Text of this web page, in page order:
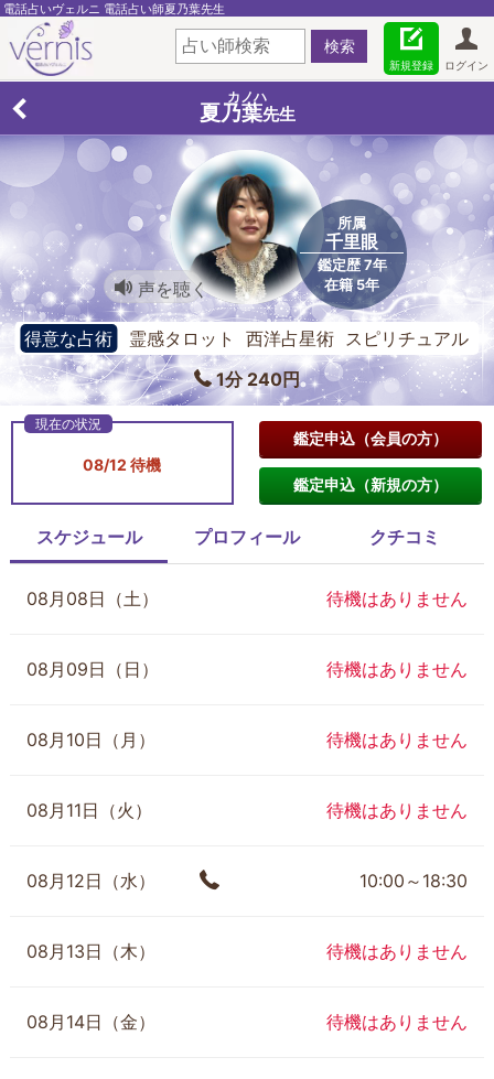
電話占いヴェルニ 電話占い師夏乃葉先生
ログイン
新規登録
カノハ
夏乃葉先生
所属
千里眼
鑑定歴 7年
在籍 5年
声を聴く
得意な占術
霊感タロット 西洋占星術 スピリチュアル
リーディング
1分 240円
08/12 待機
鑑定申込（会員の方）
鑑定申込（新規の方）
スケジュール プロフィール クチコミ
08月08日（土） 待機はありません
08月09日（日） 待機はありません
08月10日（月） 待機はありません
08月11日（火） 待機はありません
08月12日（水） 10:00～18:30
08月13日（木） 待機はありません
08月14日（金） 待機はありません